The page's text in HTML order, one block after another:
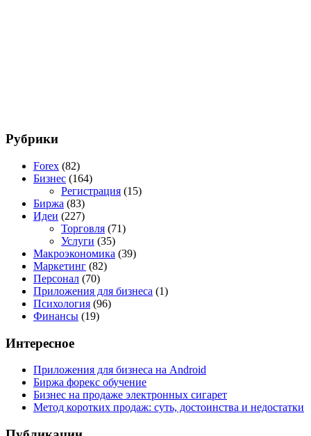
Рубрики
Forex (82)
Бизнес (164)
Регистрация (15)
Биржа (83)
Идеи (227)
Торговля (71)
Услуги (35)
Макроэкономика (39)
Маркетинг (82)
Персонал (70)
Приложения для бизнеса (1)
Психология (96)
Финансы (19)
Интересное
Приложения для бизнеса на Android
Биржа форекс обучение
Бизнес на продаже электронных сигарет
Метод коротких продаж: суть, достоинства и недостатки